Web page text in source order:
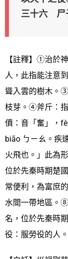
三十六 尸
【註釋】①治於
人，此指能注意
聳入雲的樹木。
枝芽。④斧斤：
僨：音「奮」，
biāo ㄅㄧㄠ。疾
火飛也。」此為
位於先秦時期楚
常便利，為富庶
水間一帶地區。
名，位於先秦時
役：服勞役的人